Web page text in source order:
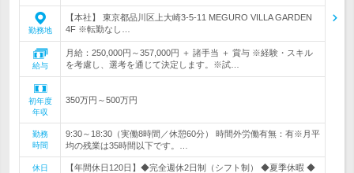
勤務地
【本社】 東京都品川区上大崎3-5-11 MEGURO VILLA GARDEN
4F ※転勤なし…
給与
月給：250,000円～357,000円 ＋ 諸手当 ＋ 賞与 ※経験・スキル
を考慮し、選考を通じて決定します。※試…
初年度
年収
350万円～500万円
勤務
時間
9:30～18:30（実働8時間／休憩60分） 時間外労働有無：有※月平
均の残業は35時間以下です。…
休日
【年間休日120日】◆完全週休2日制（シフト制） ◆夏季休暇 ◆